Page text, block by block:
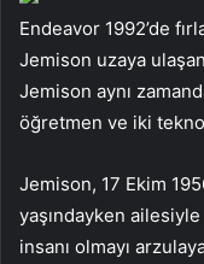
Endeavor 1992’de
Jemison uzaya
Jemison aynı
öğretmen ve iki
Jemison, 17 Ekim
yaşındayken
insanı olmayı